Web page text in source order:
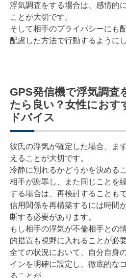
浮気調査をする場合は、感情的
ことが大切です。
そして相手のプライバシーにも
配慮した方法で行動するように
GPS発信機で浮気調査
たら良い？女性におす
ドバイス
彼氏の浮気が確定した場合、ま
えることが大切です。
冷静に別れるかどうかを決める
相手が謝罪し、また同じことを
する場合は、再検討することも
信用関係を再構築するには時間
断する必要があります。
もし相手の浮気が不倫相手との
的措置も視野に入れることが必
全ての状況において、自分自身
インを明確に設定し、徹底的な
ることが、